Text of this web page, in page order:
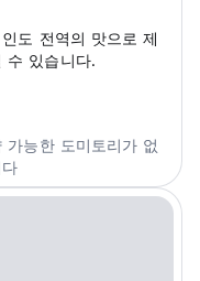
도 전역의 맛으로 제
수 있습니다.
가능한 도미토리가 없